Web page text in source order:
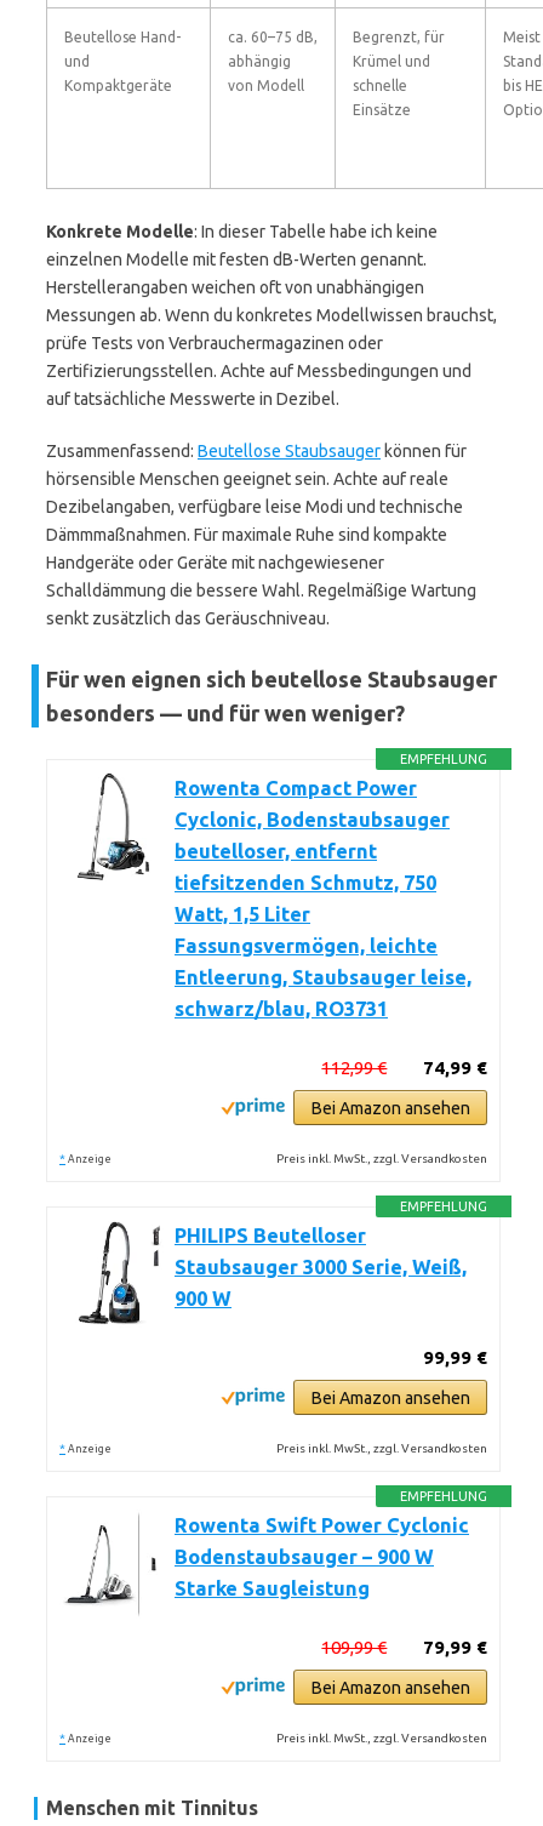
Beutellose Hand-
und
Kompaktgeräte
ca. 60–75 dB,
abhängig
von Modell
Begrenzt, für
Krümel und
schnelle
Einsätze
Meist
bis
Konkrete Modelle: In dieser Tabelle habe ich keine
einzelnen Modelle mit festen dB-Werten genannt.
Herstellerangaben weichen oft von unabhängigen
Messungen ab. Wenn du konkretes Modellwissen brauchst,
prüfe Tests von Verbrauchermagazinen oder
Zertifizierungsstellen. Achte auf Messbedingungen und
auf tatsächliche Messwerte in Dezibel.
Zusammenfassend: Beutellose Staubsauger können für
hörsensible Menschen geeignet sein. Achte auf reale
Dezibelangaben, verfügbare leise Modi und technische
Dämmmaßnahmen. Für maximale Ruhe sind kompakte
Handgeräte oder Geräte mit nachgewiesener
Schalldämmung die bessere Wahl. Regelmäßige Wartung
senkt zusätzlich das Geräuschniveau.
Für wen eignen sich beutellose Staubsauger
besonders — und für wen weniger?
EMPFEHLUNG
Rowenta Compact Power
Cyclonic, Bodenstaubsauger
beutelloser, entfernt
tiefsitzenden Schmutz, 750
Watt, 1,5 Liter
Fassungsvermögen, leichte
Entleerung, Staubsauger leise,
schwarz/blau, RO3731
74,99 €
112,99 €
Bei Amazon ansehen
* Anzeige Preis inkl. MwSt., zzgl. Versandkosten
EMPFEHLUNG
PHILIPS Beutelloser
Staubsauger 3000 Serie, Weiß,
900 W
99,99 €
Bei Amazon ansehen
* Anzeige Preis inkl. MwSt., zzgl. Versandkosten
EMPFEHLUNG
Rowenta Swift Power Cyclonic
Bodenstaubsauger – 900 W
Starke Saugleistung
79,99 €
109,99 €
Bei Amazon ansehen
* Anzeige Preis inkl. MwSt., zzgl. Versandkosten
Menschen mit Tinnitus